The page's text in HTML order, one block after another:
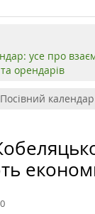
усе про
орендарів
Посівний календар